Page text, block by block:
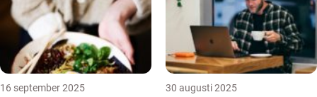
16 september 2025 30 augusti 2025